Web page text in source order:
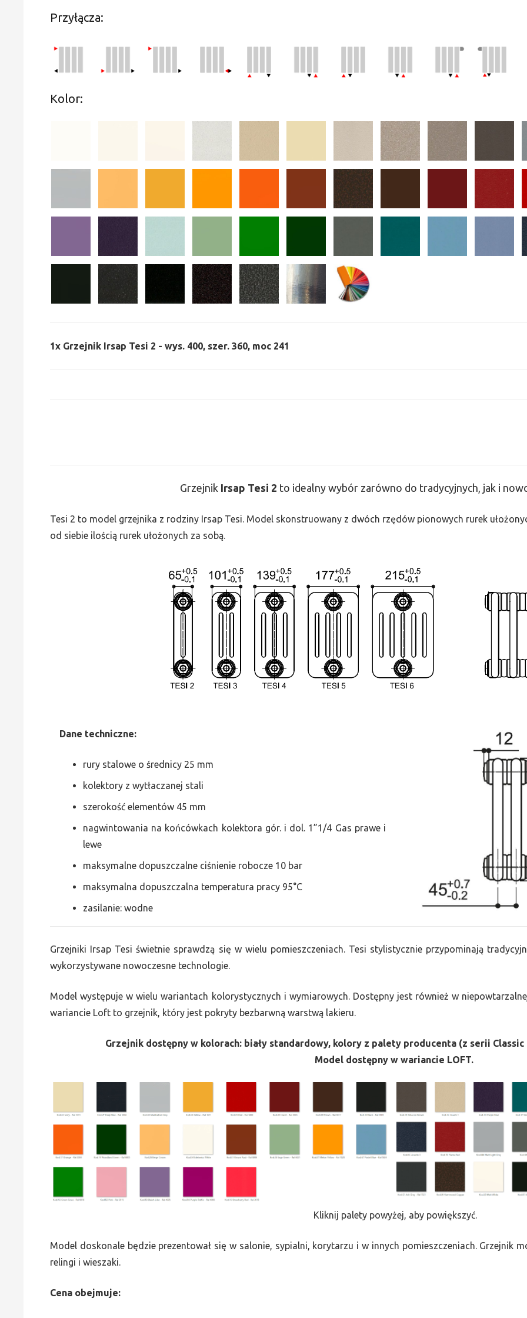
Przyłącza:
Kolor:
1x Grzejnik Irsap Tesi 2 - wys. 400, szer. 360, moc 241
Grzejnik Irsap Tesi 2 to idealny wybór zarówno do tradycyjnych, jak i
Tesi 2 to model grzejnika z rodziny Irsap Tesi. Model skonstruowany z dwóch rzędów pionowych rurek
od siebie ilością rurek ułożonych za sobą.
Dane techniczne:
rury stalowe o średnicy 25 mm
kolektory z wytłaczanej stali
szerokość elementów 45 mm
nagwintowania na końcówkach kolektora gór. i dol. 1”1/4 Gas prawe i
lewe
maksymalne dopuszczalne ciśnienie robocze 10 bar
maksymalna dopuszczalna temperatura pracy 95°C
zasilanie: wodne
Grzejniki Irsap Tesi świetnie sprawdzą się w wielu pomieszczeniach. Tesi stylistycznie przypominają
wykorzystywane nowoczesne technologie.
Model występuje w wielu wariantach kolorystycznych i wymiarowych. Dostępny jest również w
wariancie Loft to grzejnik, który jest pokryty bezbarwną warstwą lakieru.
Grzejnik dostępny w kolorach: biały standardowy, kolory z palety producenta (z serii
Model dostępny w wariancie LOFT.
Kliknij palety powyżej, aby powiększyć.
Model doskonale będzie prezentował się w salonie, sypialni, korytarzu i w innych pomieszczeniach. Grzejnik
relingi i wieszaki.
Cena obejmuje: